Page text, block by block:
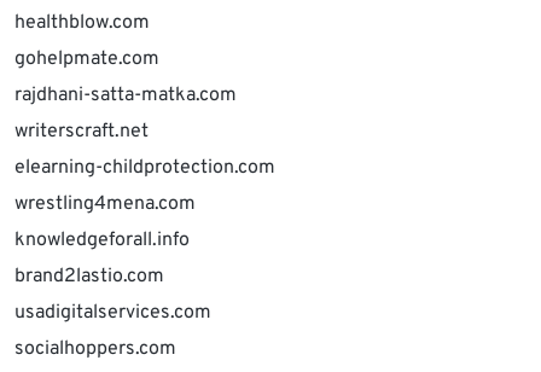
healthblow.com
gohelpmate.com
rajdhani-satta-matka.com
writerscraft.net
elearning-childprotection.com
wrestling4mena.com
knowledgeforall.info
brand2lastio.com
usadigitalservices.com
socialhoppers.com